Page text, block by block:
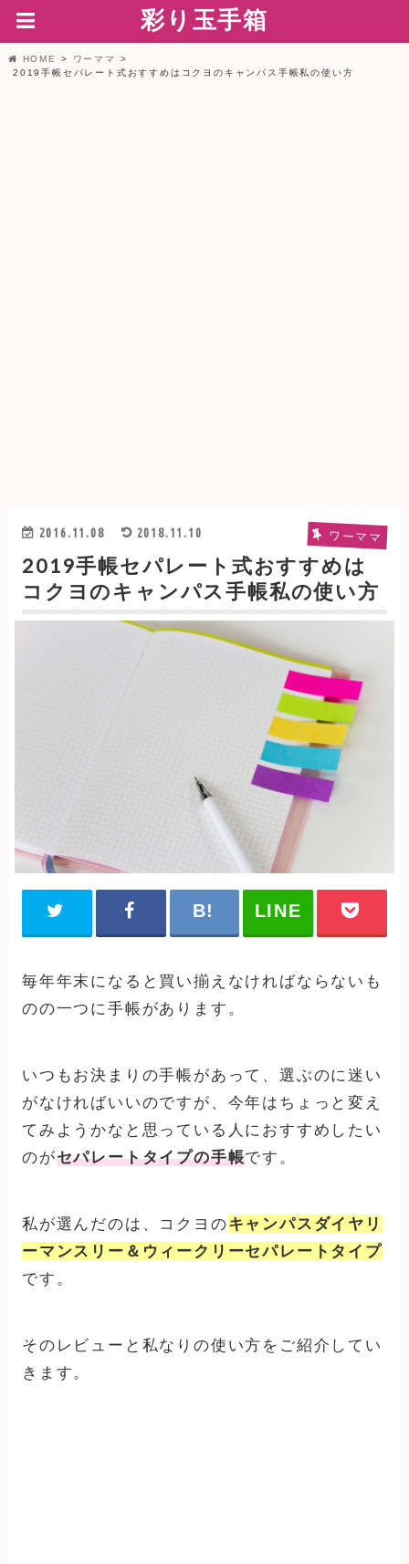
彩り玉手箱
HOME
ワーママ
2019手帳セパレート式おすすめはコクヨのキャンパス手帳私の使い方
2016.11.08 2018.11.10 ワーママ
2019手帳セパレート式おすすめは
コクヨのキャンパス手帳私の使い方
毎年年末になると買い揃えなければならないも
のの一つに手帳があります。
いつもお決まりの手帳があって、選ぶのに迷い
がなければいいのですが、今年はちょっと変え
てみようかなと思っている人におすすめしたい
のがセパレートタイプの手帳です。
私が選んだのは、コクヨのキャンパスダイヤリ
ーマンスリー＆ウィークリーセパレートタイプ
です。
そのレビューと私なりの使い方をご紹介してい
きます。